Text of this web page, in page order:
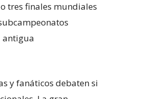
tres finales mundiales
antigua
y fanáticos debaten si